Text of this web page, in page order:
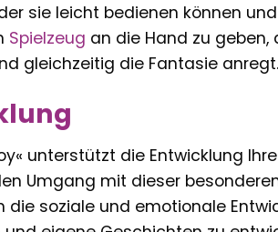
sie leicht bedienen können
Spielzeug an die Hand zu geben,
gleichzeitig die Fantasie anregt.
unterstützt die Entwicklung
Umgang mit dieser
die soziale und emotionale